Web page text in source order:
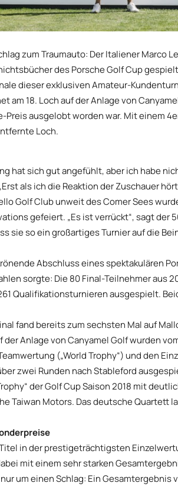
zum Traumauto: Der Italiener Marco
des Porsche Golf Cup
dieser exklusiven Amateur-
am 18. Loch auf der Anlage von
Preis ausgelobt worden war. Mit einem
Loch.
hat sich gut angefühlt, aber ich habe
als ich die Reaktion der Zuschauer
Golf Club unweit des Comer Sees
gefeiert. „Es ist verrückt“, sagt der
sie so ein großartiges Turnier auf die
Abschluss eines spektakulären
sorgte: Die 80 Final-Teilnehmer aus
Qualifikationsturnieren ausgespielt.
fand bereits zum sechsten Mal auf
der Anlage von Canyamel Golf wurden
(„World Trophy“) und den
zwei Runden nach Stableford
der Golf Cup Saison 2018 mit
Taiwan Motors. Das deutsche Quartett
in der prestigeträchtigsten
mit einem sehr starken
um einen Schlag: Ein Gesamtergebnis